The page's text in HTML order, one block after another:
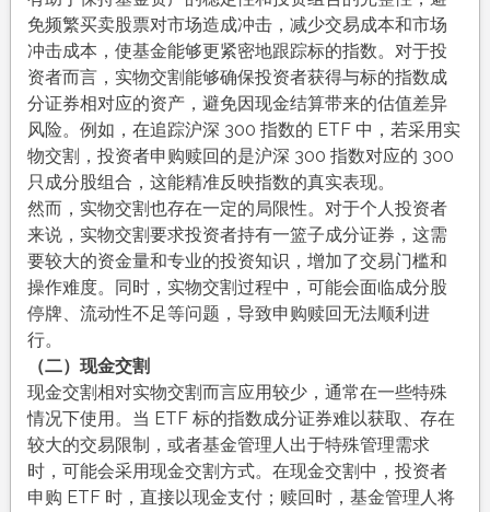
免频繁买卖股票对市场造成冲击，减少交易成本和市场
冲击成本，使基金能够更紧密地跟踪标的指数。对于投
资者而言，实物交割能够确保投资者获得与标的指数成
分证券相对应的资产，避免因现金结算带来的估值差异
风险。例如，在追踪沪深 300 指数的 ETF 中，若采用实
物交割，投资者申购赎回的是沪深 300 指数对应的 300
只成分股组合，这能精准反映指数的真实表现。​
然而，实物交割也存在一定的局限性。对于个人投资者
来说，实物交割要求投资者持有一篮子成分证券，这需
要较大的资金量和专业的投资知识，增加了交易门槛和
操作难度。同时，实物交割过程中，可能会面临成分股
停牌、流动性不足等问题，导致申购赎回无法顺利进
行。​
（二）现金交割​
现金交割相对实物交割而言应用较少，通常在一些特殊
情况下使用。当 ETF 标的指数成分证券难以获取、存在
较大的交易限制，或者基金管理人出于特殊管理需求
时，可能会采用现金交割方式。在现金交割中，投资者
申购 ETF 时，直接以现金支付；赎回时，基金管理人将